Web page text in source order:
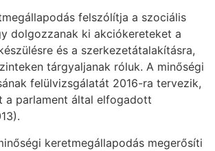
felszólítja a szociális
dolgozzanak ki akciókereteket a
és a szerkezetátalakításra,
tárgyaljanak róluk. A minőségi
felülvizsgálatát 2016-ra tervezik,
a parlament által elfogadott
keretmegállapodás megerősíti